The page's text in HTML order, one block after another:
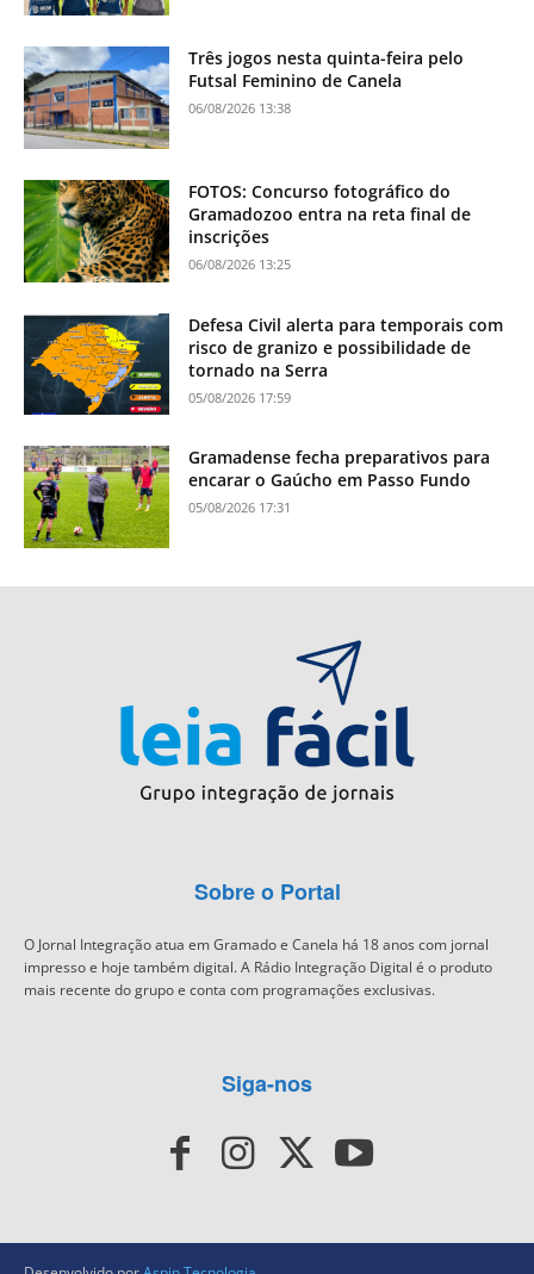
Três jogos nesta quinta-feira pelo
Futsal Feminino de Canela
06/08/2026 13:38
FOTOS: Concurso fotográfico do
Gramadozoo entra na reta final de
inscrições
06/08/2026 13:25
Defesa Civil alerta para temporais com
risco de granizo e possibilidade de
tornado na Serra
05/08/2026 17:59
Gramadense fecha preparativos para
encarar o Gaúcho em Passo Fundo
05/08/2026 17:31
Sobre o Portal
O Jornal Integração atua em Gramado e Canela há 18 anos com jornal
impresso e hoje também digital. A Rádio Integração Digital é o produto
mais recente do grupo e conta com programações exclusivas.
Siga-nos